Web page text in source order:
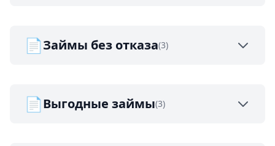
📄Займы без отказа(3)
📄Выгодные займы(3)